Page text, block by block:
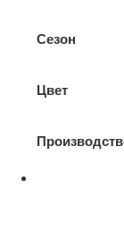
Сезон
Цвет